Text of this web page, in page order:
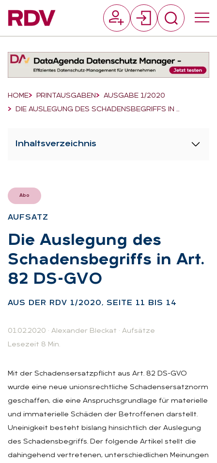
Breadcrumb-Navigation
HOME PRINTAUSGABEN
AUSGABE 1/2020
DIE AUSLEGUNG DES SCHADENSBEGRIFFS IN …
Inhaltsverzeichnis
Abo
AUF­SATZ
:Die Aus­le­gung des
Scha­dens­be­griffs in Art.
82 DS-GVO
AUS DER RDV 1/2020, SEI­TE 11 BIS 14
01.02.2020 · Alexander Bleckat · Aufsätze
Lesezeit 8 Min.
Mit der Schadensersatzpflicht aus Art. 82 DS-GVO
wurde eine neue unionsrechtliche Schadensersatznorm
geschaffen, die eine Anspruchsgrundlage für materielle
und immaterielle Schäden der Betroffenen darstellt.
Uneinigkeit besteht bislang hinsichtlich der Auslegung
des Schadensbegriffs. Der folgende Artikel stellt die
dahingehend vertretenen, unterschiedlichen Meinungen